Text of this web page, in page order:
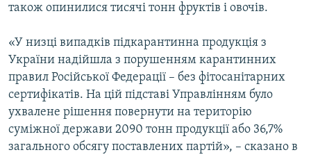
також опинилися тисячі тонн фруктів і овочів.
«У низці випадків підкарантинна продукція з
України надійшла з порушенням карантинних
правил Російської Федерації – без фітосанітарних
сертифікатів. На цій підставі Управлінням було
ухвалене рішення повернути на територію
суміжної держави 2090 тонн продукції або 36,7%
загального обсягу поставлених партій», – сказано в